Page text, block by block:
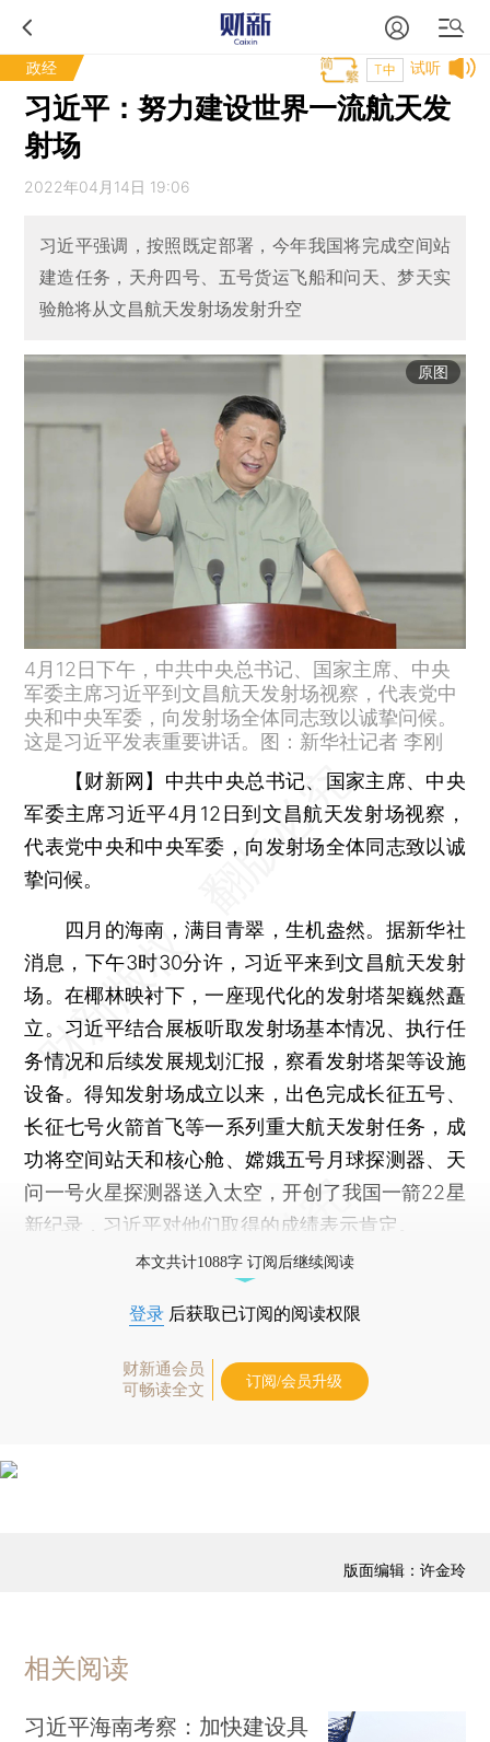
政经 试听
T中
习近平：努力建设世界一流航天发
射场
2022年04月14日 19:06
习近平强调，按照既定部署，今年我国将完成空间站
建造任务，天舟四号、五号货运飞船和问天、梦天实
验舱将从文昌航天发射场发射升空
原图
4月12日下午，中共中央总书记、国家主席、中央
军委主席习近平到文昌航天发射场视察，代表党中
央和中央军委，向发射场全体同志致以诚挚问候。
这是习近平发表重要讲话。图：新华社记者 李刚
【财新网】 中共中央总书记、国家主席、中央
军委主席习近平4月12日到文昌航天发射场视察，
代表党中央和中央军委，向发射场全体同志致以诚
挚问候。
四月的海南，满目青翠，生机盎然。据新华社
消息，下午3时30分许，习近平来到文昌航天发射
场。在椰林映衬下，一座现代化的发射塔架巍然矗
立。习近平结合展板听取发射场基本情况、执行任
务情况和后续发展规划汇报，察看发射塔架等设施
设备。得知发射场成立以来，出色完成长征五号、
长征七号火箭首飞等一系列重大航天发射任务，成
功将空间站天和核心舱、嫦娥五号月球探测器、天
问一号火星探测器送入太空，开创了我国一箭22星
新纪录，习近平对他们取得的成绩表示肯定。
本文共计1088字 订阅后继续阅读
登录 后获取已订阅的阅读权限
财新通会员
可畅读全文
订阅/会员升级
版面编辑：许金玲
相关阅读
习近平海南考察：加快建设具